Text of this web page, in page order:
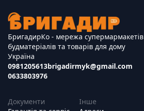
БригадирКо - мережа супермармакетів
будматеріалів та товарів для дому
Україна
0981205613
0633803976
brigadirmyk@gmail.com
Документи
Інше